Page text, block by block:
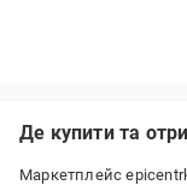
Де купити та
Маркетплейс